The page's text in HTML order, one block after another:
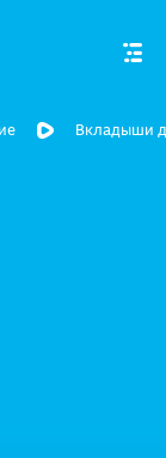
Вкладыши